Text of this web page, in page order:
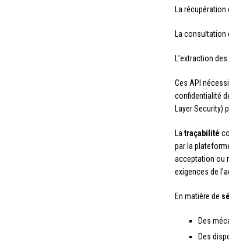
La
La consultation
L’extraction
Ces API
confidentialité
Layer Security)
La traçabilité
par la
acceptation ou
exigences de
En matière de
Des
Des